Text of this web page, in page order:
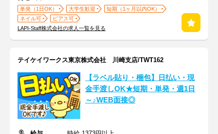
単発（1日OK） 大学生歓迎
短期（1ヶ月以内OK）
ネイル可
ピアス可
LAPI-Staff株式会社の求人一覧を見る
テイケイワークス東京株式会社 川崎支店/TWT162
【ラベル貼り・梱包】日払い・現
金手渡しOK★短期・単発・週1日
～♪WEB面接◎